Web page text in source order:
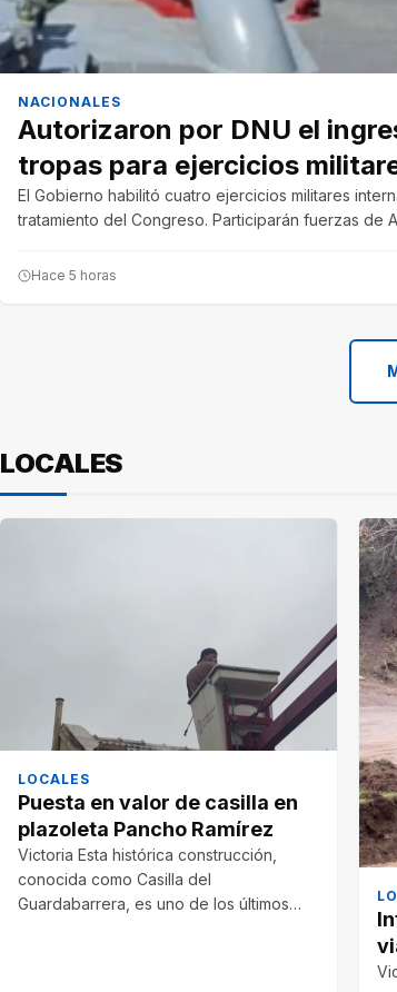
NACIONALES
Autorizaron por DNU el
tropas para ejercicios
El Gobierno habilitó cuatro ejercicios militares
tratamiento del Congreso. Participarán fuerzas de
Hace 5 horas
LOCALES
LOCALES
Puesta en valor de casilla en
plazoleta Pancho Ramírez
Victoria Esta histórica construcción,
conocida como Casilla del
Guardabarrera, es uno de los últimos